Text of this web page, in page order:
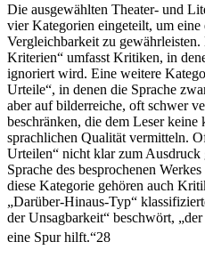
Die ausgewählten Theater- und
vier Kategorien eingeteilt, um
Vergleichbarkeit zu
Kriterien“ umfasst Kritiken, in
ignoriert wird. Eine weitere
Urteile“, in denen die Sprache
aber auf bilderreiche, oft schwer
beschränken, die dem Leser
sprachlichen Qualität vermitteln.
Urteilen“ nicht klar zum Ausdruck
Sprache des besprochenen
diese Kategorie gehören auch
„Darüber-Hinaus-Typ“
der Unsagbarkeit“ beschwört,
eine Spur hilft.“28